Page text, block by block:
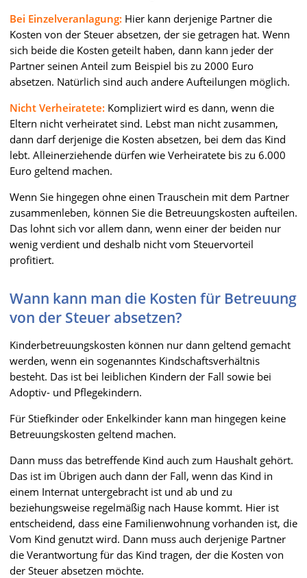
Bei Einzelveranlagung: Hier kann derjenige Partner die
Kosten von der Steuer absetzen, der sie getragen hat. Wenn
sich beide die Kosten geteilt haben, dann kann jeder der
Partner seinen Anteil zum Beispiel bis zu 2000 Euro
absetzen. Natürlich sind auch andere Aufteilungen möglich.
Nicht Verheiratete: Kompliziert wird es dann, wenn die
Eltern nicht verheiratet sind. Lebst man nicht zusammen,
dann darf derjenige die Kosten absetzen, bei dem das Kind
lebt. Alleinerziehende dürfen wie Verheiratete bis zu 6.000
Euro geltend machen.
Wenn Sie hingegen ohne einen Trauschein mit dem Partner
zusammenleben, können Sie die Betreuungskosten aufteilen.
Das lohnt sich vor allem dann, wenn einer der beiden nur
wenig verdient und deshalb nicht vom Steuervorteil
profitiert.
Wann kann man die Kosten für Betreuung
von der Steuer absetzen?
Kinderbetreuungskosten können nur dann geltend gemacht
werden, wenn ein sogenanntes Kindschaftsverhältnis
besteht. Das ist bei leiblichen Kindern der Fall sowie bei
Adoptiv- und Pflegekindern.
Für Stiefkinder oder Enkelkinder kann man hingegen keine
Betreuungskosten geltend machen.
Dann muss das betreffende Kind auch zum Haushalt gehört.
Das ist im Übrigen auch dann der Fall, wenn das Kind in
einem Internat untergebracht ist und ab und zu
beziehungsweise regelmäßig nach Hause kommt. Hier ist
entscheidend, dass eine Familienwohnung vorhanden ist, die
Vom Kind genutzt wird. Dann muss auch derjenige Partner
die Verantwortung für das Kind tragen, der die Kosten von
der Steuer absetzen möchte.